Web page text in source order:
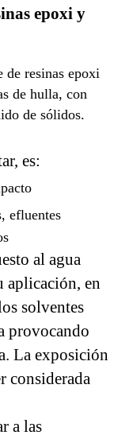
epoxi y
de resinas epoxi
de hulla, con
de sólidos.
es:
efluentes
al agua
aplicación, en
solventes
provocando
La exposición
considerada
a las